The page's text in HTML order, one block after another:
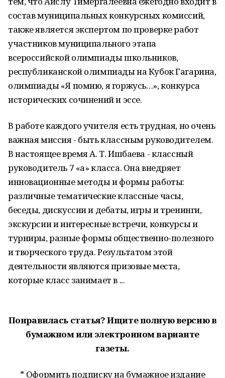
состав муниципальных конкурсных комиссий,
также является экспертом по проверке работ
участников муниципального этапа
всероссийской олимпиады школьников,
республиканской олимпиады на Кубок Гагарина,
олимпиады «Я помню, я горжусь…», конкурса
исторических сочинений и эссе.
В работе каждого учителя есть трудная, но очень
важная миссия - быть классным руководителем.
В настоящее время А. Т. Ишбаева - классный
руководитель 7 «а» класса. Она внедряет
инновационные методы и формы работы:
различные тематические классные часы,
беседы, дискуссии и дебаты, игры и тренинги,
экскурсии и интересные встречи, конкурсы и
турниры, разные формы общественно-полезного
и творческого труда. Результатом этой
деятельности являются призовые места,
которые класс занимает в ...
Понравилась статья? Ищите полную версию в
бумажном или электронном варианте
газеты.
* Оформить подписку на бумажное издание